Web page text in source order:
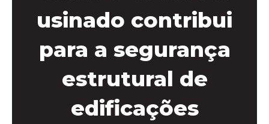
usinado contribui
para a segurança
estrutural de
edificações